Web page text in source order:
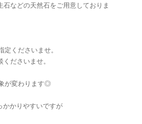
石などの天然石をご用意しておりま
定くださいませ。
ださいませ。
が変わります◎
かかりやすいですが